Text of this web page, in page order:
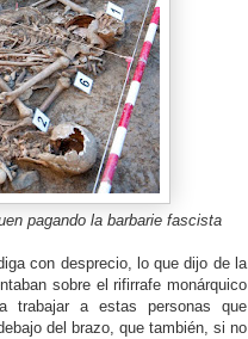
pagando la barbarie fascista
con desprecio, lo que dijo de la
sobre el rifirrafe monárquico
a estas personas que
del brazo, que también, si no